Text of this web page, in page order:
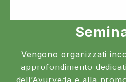
Vengono organizzati
approfondimento
dell’Ayurveda e alla